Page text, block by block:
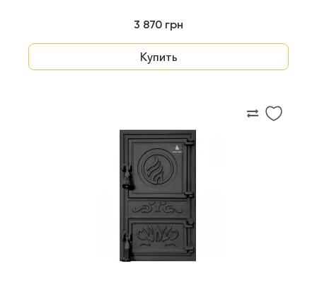
3 870 грн
Купить